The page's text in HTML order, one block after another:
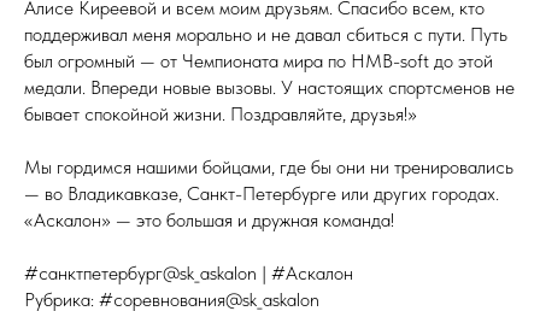
Алисе Киреевой и всем моим друзьям. Спасибо всем, кто
поддерживал меня морально и не давал сбиться с пути. Путь
был огромный — от Чемпионата мира по HMB-soft до этой
медали. Впереди новые вызовы. У настоящих спортсменов не
бывает спокойной жизни. Поздравляйте, друзья!»
Мы гордимся нашими бойцами, где бы они ни тренировались
— во Владикавказе, Санкт-Петербурге или других городах.
«Аскалон» — это большая и дружная команда!
#санктпетербург@sk_askalon | #Аскалон
Рубрика: #соревнования@sk_askalon